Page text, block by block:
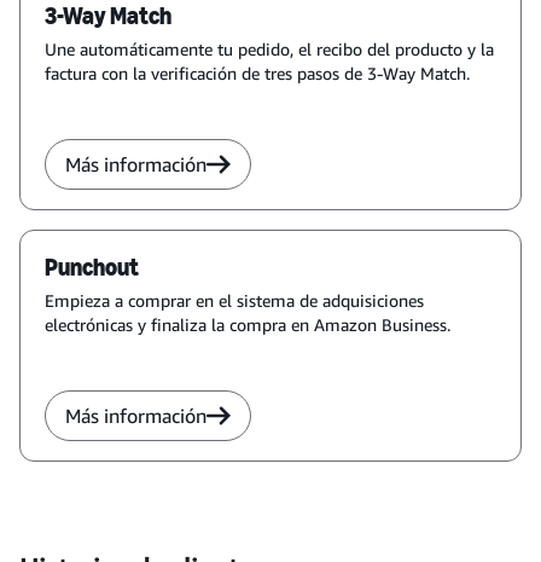
3-Way Match
Une automáticamente tu pedido, el recibo del producto y la
factura con la verificación de tres pasos de 3-Way Match.
Más información
Punchout
Empieza a comprar en el sistema de adquisiciones
electrónicas y finaliza la compra en Amazon Business.
Más información